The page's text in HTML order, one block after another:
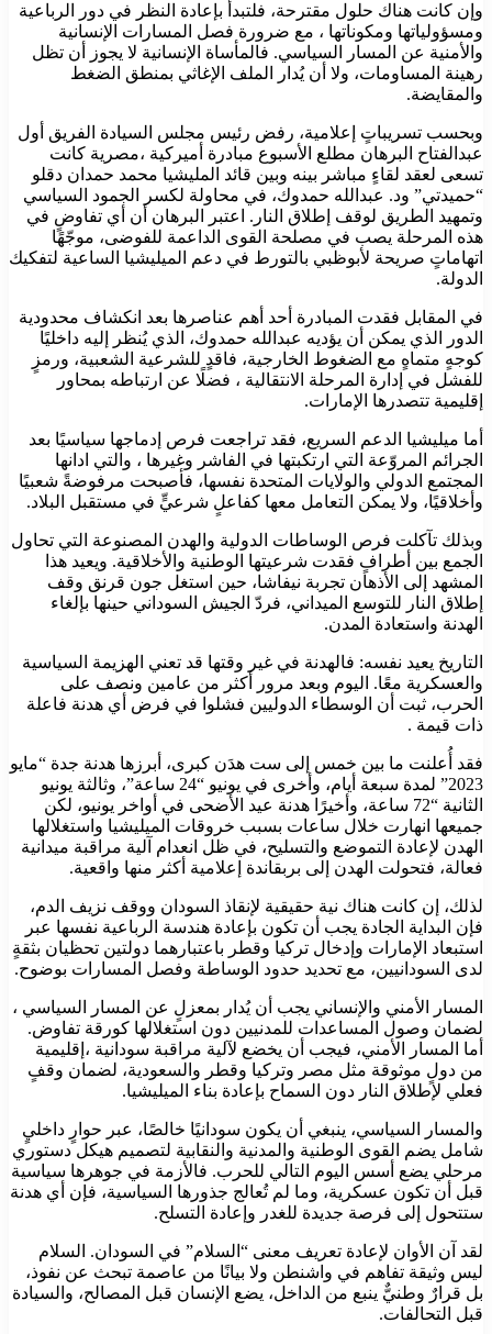
وإن كانت هناك حلول مقترحة، فلتبدأ بإعادة النظر في دور الرباعية
ومسؤولياتها ومكوناتها ، مع ضرورة فصل المسارات الإنسانية
والأمنية عن المسار السياسي. فالمأساة الإنسانية لا يجوز أن تظل
رهينة المساومات، ولا أن يُدار الملف الإغاثي بمنطق الضغط
والمقايضة.
وبحسب تسريباتٍ إعلامية، رفض رئيس مجلس السيادة الفريق أول
عبدالفتاح البرهان مطلع الأسبوع مبادرة أميركية ،مصرية كانت
تسعى لعقد لقاءٍ مباشر بينه وبين قائد المليشيا محمد حمدان دقلو
“حميدتي” ود. عبدالله حمدوك، في محاولة لكسر الجمود السياسي
وتمهيد الطريق لوقف إطلاق النار. اعتبر البرهان أن أي تفاوضٍ في
هذه المرحلة يصب في مصلحة القوى الداعمة للفوضى، موجّهًا
اتهاماتٍ صريحة لأبوظبي بالتورط في دعم الميليشيا الساعية لتفكيك
الدولة.
في المقابل فقدت المبادرة أحد أهم عناصرها بعد انكشاف محدودية
الدور الذي يمكن أن يؤديه عبدالله حمدوك، الذي يُنظر إليه داخليًا
كوجهٍ متماهٍ مع الضغوط الخارجية، فاقدٍ للشرعية الشعبية، ورمزٍ
للفشل في إدارة المرحلة الانتقالية ، فضلًا عن ارتباطه بمحاور
إقليمية تتصدرها الإمارات.
أما ميليشيا الدعم السريع، فقد تراجعت فرص إدماجها سياسيًا بعد
الجرائم المروّعة التي ارتكبتها في الفاشر وغيرها ، والتي ادانها
المجتمع الدولي والولايات المتحدة نفسها، فأصبحت مرفوضةً شعبيًا
وأخلاقيًا، ولا يمكن التعامل معها كفاعلٍ شرعيٍّ في مستقبل البلاد.
وبذلك تآكلت فرص الوساطات الدولية والهدن المصنوعة التي تحاول
الجمع بين أطرافٍ فقدت شرعيتها الوطنية والأخلاقية. ويعيد هذا
المشهد إلى الأذهان تجربة نيفاشا، حين استغل جون قرنق وقف
إطلاق النار للتوسع الميداني، فردّ الجيش السوداني حينها بإلغاء
الهدنة واستعادة المدن.
التاريخ يعيد نفسه: فالهدنة في غير وقتها قد تعني الهزيمة السياسية
والعسكرية معًا. اليوم وبعد مرور أكثر من عامين ونصف على
الحرب، ثبت أن الوسطاء الدوليين فشلوا في فرض أي هدنة فاعلة
ذات قيمة .
فقد أُعلنت ما بين خمس إلى ست هدَن كبرى، أبرزها هدنة جدة “مايو
2023” لمدة سبعة أيام، وأخرى في يونيو “24 ساعة”، وثالثة يونيو
الثانية “72 ساعة، وأخيرًا هدنة عيد الأضحى في أواخر يونيو، لكن
جميعها انهارت خلال ساعات بسبب خروقات الميليشيا واستغلالها
الهدن لإعادة التموضع والتسليح، في ظل انعدام آلية مراقبة ميدانية
فعالة، فتحولت الهدن إلى بربقاندة إعلامية أكثر منها واقعية.
لذلك، إن كانت هناك نية حقيقية لإنقاذ السودان ووقف نزيف الدم،
فإن البداية الجادة يجب أن تكون بإعادة هندسة الرباعية نفسها عبر
استبعاد الإمارات وإدخال تركيا وقطر باعتبارهما دولتين تحظيان بثقةٍ
لدى السودانيين، مع تحديد حدود الوساطة وفصل المسارات بوضوح.
المسار الأمني والإنساني يجب أن يُدار بمعزلٍ عن المسار السياسي ،
لضمان وصول المساعدات للمدنيين دون استغلالها كورقة تفاوض.
أما المسار الأمني، فيجب أن يخضع لآلية مراقبة سودانية ،إقليمية
من دولٍ موثوقة مثل مصر وتركيا وقطر والسعودية، لضمان وقفٍ
فعلي لإطلاق النار دون السماح بإعادة بناء الميليشيا.
والمسار السياسي، ينبغي أن يكون سودانيًا خالصًا، عبر حوارٍ داخليٍ
شامل يضم القوى الوطنية والمدنية والنقابية لتصميم هيكل دستوري
مرحلي يضع أسس اليوم التالي للحرب. فالأزمة في جوهرها سياسية
قبل أن تكون عسكرية، وما لم تُعالج جذورها السياسية، فإن أي هدنة
ستتحول إلى فرصة جديدة للغدر وإعادة التسلح.
لقد آن الأوان لإعادة تعريف معنى “السلام” في السودان. السلام
ليس وثيقة تفاهم في واشنطن ولا بيانًا من عاصمة تبحث عن نفوذ،
بل قرارٌ وطنيٌّ ينبع من الداخل، يضع الإنسان قبل المصالح، والسيادة
قبل التحالفات.